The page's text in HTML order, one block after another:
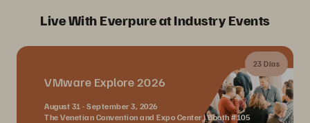
Live With Everpure at Industry Events
23 Días
VMware Explore 2026
August 31 - September 3, 2026
The Venetian Convention and Expo Center | Booth #105